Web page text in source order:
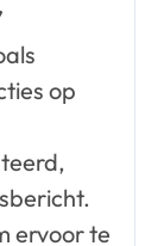
op
ervoor te